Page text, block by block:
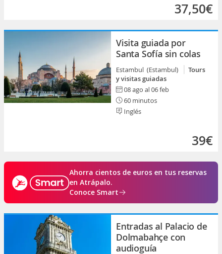
37,50€
Visita guiada por
Santa Sofía sin colas
Estambul (Estambul)
Tours
y visitas guiadas
08 ago al 06 feb
60 minutos
Inglés
39€
Ahorra cientos de euros en tus reservas
en Atrápalo.
Conoce Smart
Entradas al Palacio de
Dolmabahçe con
audioguía